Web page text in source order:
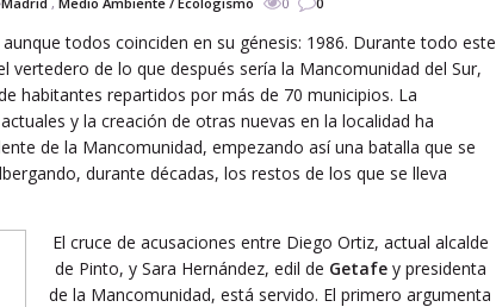
todos coinciden en su génesis: 1986. Durante todo este
de lo que después sería la Mancomunidad del Sur,
habitantes repartidos por más de 70 municipios. La
y la creación de otras nuevas en la localidad ha
de la Mancomunidad, empezando así una batalla que se
durante décadas, los restos de los que se lleva
El cruce de acusaciones entre Diego Ortiz, actual alcalde
de Pinto, y Sara Hernández, edil de Getafey presidenta
de la Mancomunidad, está servido. El primero argumenta